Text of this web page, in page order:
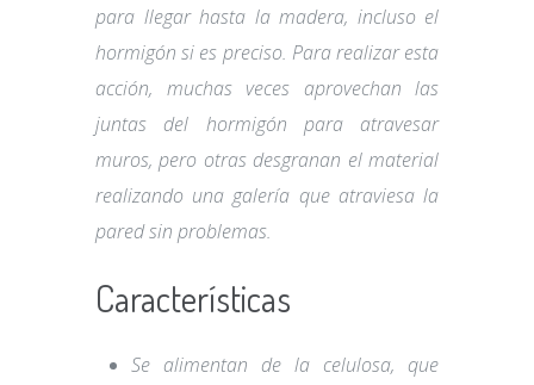
para llegar hasta la madera, incluso el
hormigón si es preciso. Para realizar esta
acción, muchas veces aprovechan las
juntas del hormigón para atravesar
muros, pero otras desgranan el material
realizando una galería que atraviesa la
pared sin problemas.
Características
Se alimentan de la celulosa, que